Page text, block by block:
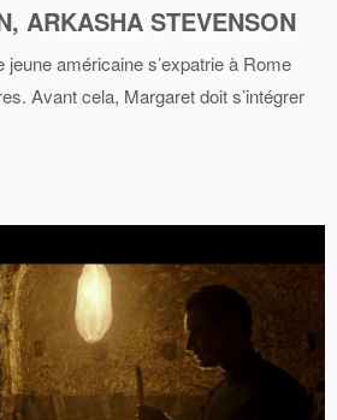
ARKASHA STEVENSON
américaine s’expatrie à Rome
Avant cela, Margaret doit s’intégrer